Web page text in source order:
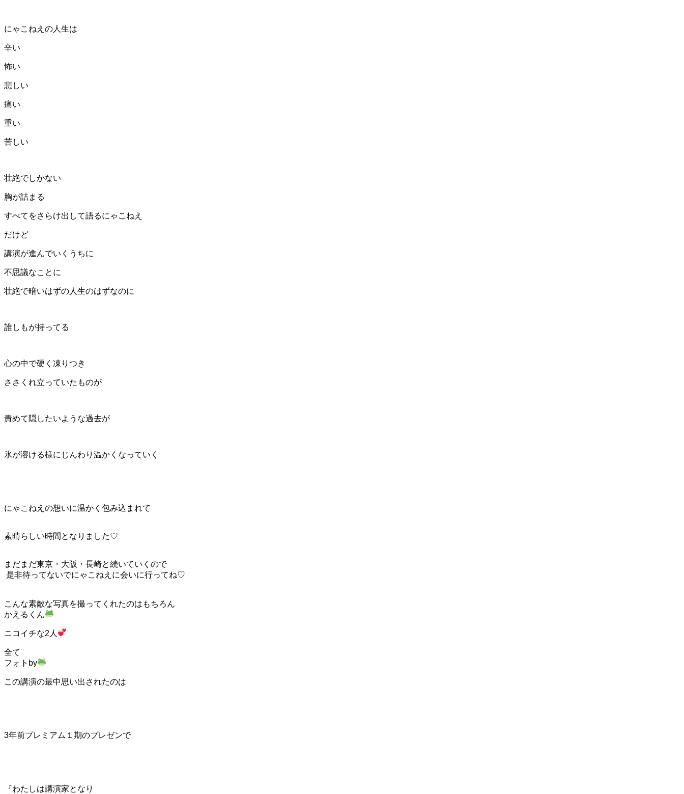
にゃこねえの人生は
辛い
怖い
悲しい
痛い
重い
苦しい
壮絶でしかない
胸が詰まる
すべてをさらけ出して語るにゃこねえ
だけど
講演が進んでいくうちに
不思議なことに
壮絶で暗いはずの人生のはずなのに
誰しもが持ってる
心の中で硬く凍りつき
ささくれ立っていたものが
責めて隠したいような過去が
氷が溶ける様にじんわり温かくなっていく
にゃこねえの想いに温かく包み込まれて
素晴らしい時間となりました♡
まだまだ東京・大阪・長崎と続いていくので
是非待ってないでにゃこねえに会いに行ってね♡
こんな素敵な写真を撮ってくれたのはもちろん
かえるくん
ニコイチな2人
全て
フォトby
この講演の最中思い出されたのは
3年前プレミアム１期のプレゼンで
『わたしは講演家となり